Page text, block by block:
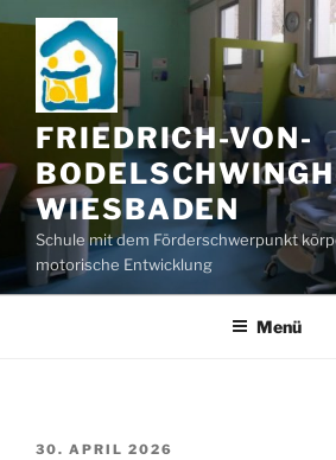
Zum
Inhalt
springen
FRIEDRICH-VON-
WIESBADEN
Schule mit dem Förderschwerpunkt
motorische Entwicklung
Menü
VERÖFFENTLICHT
30. APRIL 2026